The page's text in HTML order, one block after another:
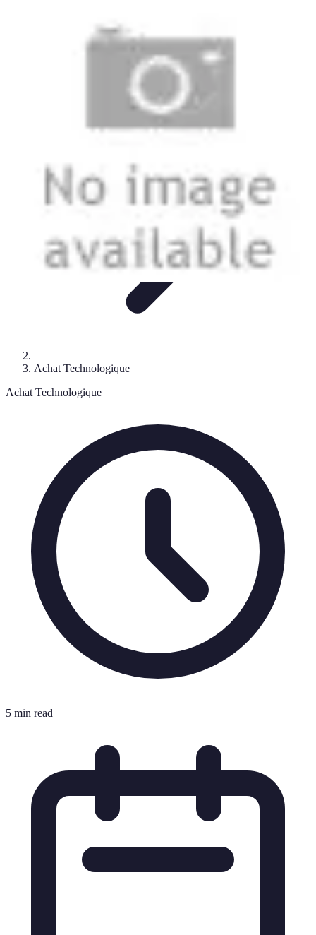
Astuces d'Achat
Ordinateurs & Portables
Achat Technologique
Achat Technologique
5 min read